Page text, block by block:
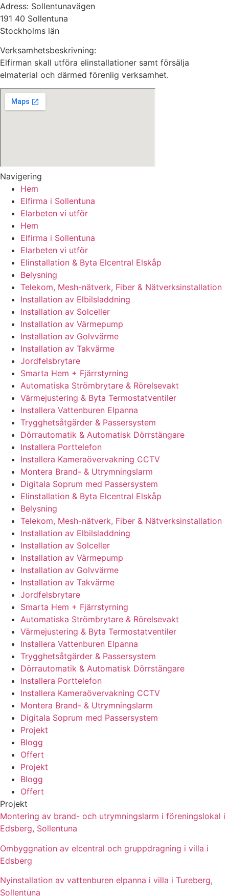
Adress: Sollentunavägen
191 40 Sollentuna
Stockholms län
Verksamhetsbeskrivning:
Elfirman skall utföra elinstallationer samt försälja
elmaterial och därmed förenlig verksamhet.
Navigering
Hem
Elfirma i Sollentuna
Elarbeten vi utför
Hem
Elfirma i Sollentuna
Elarbeten vi utför
Elinstallation & Byta Elcentral Elskåp
Belysning
Telekom, Mesh-nätverk, Fiber & Nätverksinstallation
Installation av Elbilsladdning
Installation av Solceller
Installation av Värmepump
Installation av Golvvärme
Installation av Takvärme
Jordfelsbrytare
Smarta Hem + Fjärrstyrning
Automatiska Strömbrytare & Rörelsevakt
Värmejustering & Byta Termostatventiler
Installera Vattenburen Elpanna
Trygghetsåtgärder & Passersystem
Dörrautomatik & Automatisk Dörrstängare
Installera Porttelefon
Installera Kameraövervakning CCTV
Montera Brand- & Utrymningslarm
Digitala Soprum med Passersystem
Elinstallation & Byta Elcentral Elskåp
Belysning
Telekom, Mesh-nätverk, Fiber & Nätverksinstallation
Installation av Elbilsladdning
Installation av Solceller
Installation av Värmepump
Installation av Golvvärme
Installation av Takvärme
Jordfelsbrytare
Smarta Hem + Fjärrstyrning
Automatiska Strömbrytare & Rörelsevakt
Värmejustering & Byta Termostatventiler
Installera Vattenburen Elpanna
Trygghetsåtgärder & Passersystem
Dörrautomatik & Automatisk Dörrstängare
Installera Porttelefon
Installera Kameraövervakning CCTV
Montera Brand- & Utrymningslarm
Digitala Soprum med Passersystem
Projekt
Blogg
Offert
Projekt
Blogg
Offert
Projekt
Montering av brand- och utrymningslarm i föreningslokal i
Edsberg, Sollentuna
Ombyggnation av elcentral och gruppdragning i villa i
Edsberg
Nyinstallation av vattenburen elpanna i villa i Tureberg,
Sollentuna